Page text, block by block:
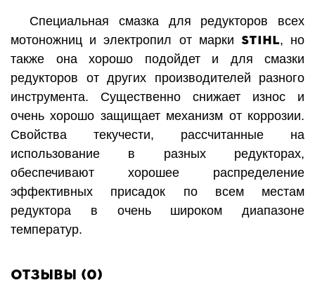
Специальная смазка для редукторов всех
мотоножниц и электропил от марки STIHL, но
также она хорошо подойдет и для смазки
редукторов от других производителей разного
инструмента. Существенно снижает износ и
очень хорошо защищает механизм от коррозии.
Свойства текучести, рассчитанные на
использование в разных редукторах,
обеспечивают хорошее распределение
эффективных присадок по всем местам
редуктора в очень широком диапазоне
температур.
Отзывы (0)